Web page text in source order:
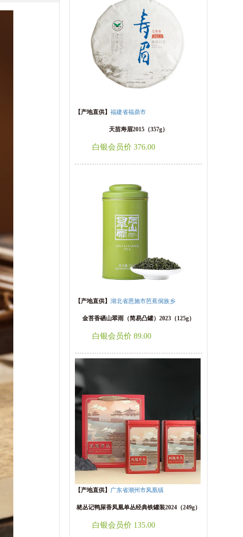
【产地直供】 福建省福鼎市
天苗寿眉2015（357g）
白银会员价 376.00
【产地直供】 湖北省恩施市芭蕉侗族乡
金苔香硒山翠雨（简易凸罐）2023（125g）
白银会员价 89.00
【产地直供】 广东省潮州市凤凰镇
栳丛记鸭屎香凤凰单丛经典铁罐装2024（249g）
白银会员价 135.00